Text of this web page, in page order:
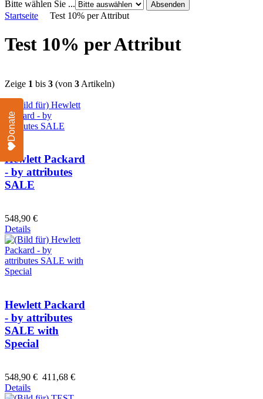
Bitte wählen Sie ...
Startseite
Test 10% per Attribut
Test 10% per Attribut
Zeige 1 bis 3 (von 3 Artikeln)
Hewlett Packard
- by attributes
SALE
548,90 €
Details
Hewlett Packard
- by attributes
SALE with
Special
548,90 € 411,68 €
Details
Donate